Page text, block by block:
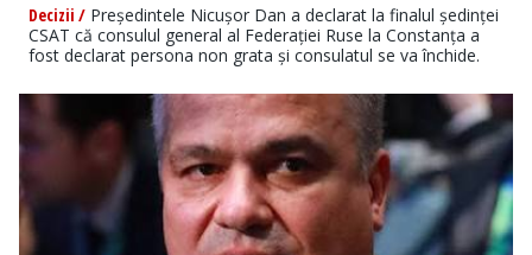
Decizii / Președintele Nicușor Dan a declarat la finalul ședinței
CSAT că consulul general al Federației Ruse la Constanța a
fost declarat persona non grata și consulatul se va închide.